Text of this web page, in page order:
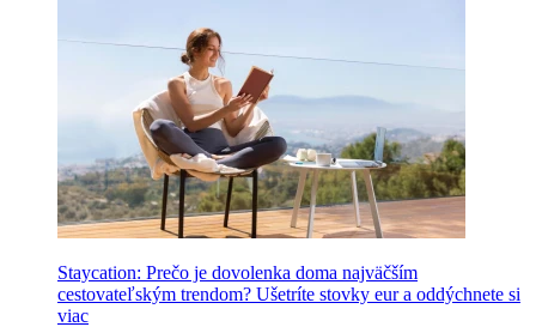
Staycation: Prečo je dovolenka doma najväčším
cestovateľským trendom? Ušetríte stovky eur a oddýchnete si
viac